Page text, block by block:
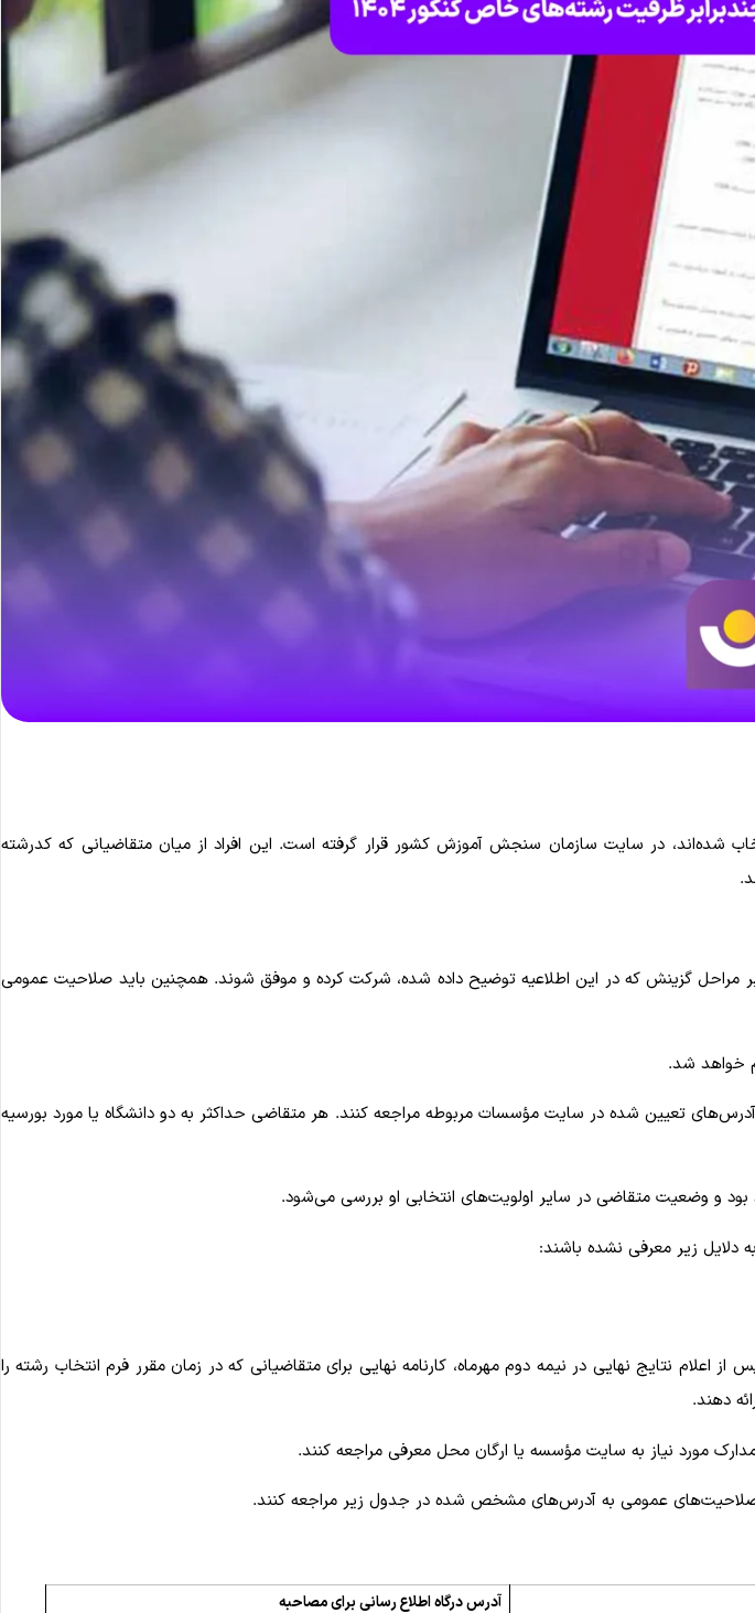
شده‌اند، در سایت سازمان سنجش آموزش کشور قرار گرفته است. این افراد از میان متقاضیانی که کدرشته
مراحل گزینش که در این اطلاعیه توضیح داده شده، شرکت کرده و موفق شوند. همچنین باید صلاحیت عمومی
خواهد شد.
تعیین شده در سایت مؤسسات مربوطه مراجعه کنند. هر متقاضی حداکثر به دو دانشگاه یا مورد بورسیه
بود و وضعیت متقاضی در سایر اولویت‌های انتخابی او بررسی می‌شود.
زیر معرفی نشده باشند:
نتایج نهایی در نیمه دوم مهرماه، کارنامه نهایی برای متقاضیانی که در زمان مقرر فرم انتخاب رشته را
دهند.
صلاحیت‌های عمومی به آدرس‌های مشخص شده در جدول زیر مراجعه کنند.
آدرس درگاه اطلاع رسانی برای مصاحبه